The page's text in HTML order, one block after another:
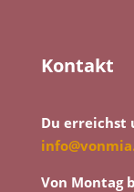
Kontakt
Du erreichst
Von Montag